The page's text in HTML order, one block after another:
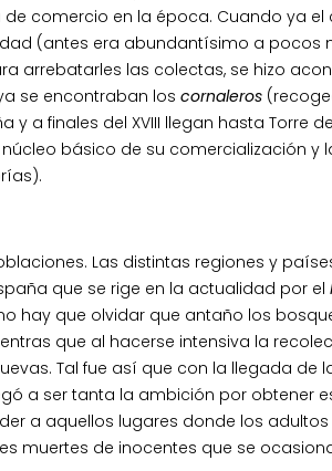
de comercio en la época. Cuando ya el
(antes era abundantísimo a pocos
arrebatarles las colectas, se hizo
se encontraban loscornaleros
a finales del XVIII llegan hasta Torre
básico de su comercialización y
Las distintas regiones y
que se rige en la actualidad por el
hay que olvidar que antaño los
que al hacerse intensiva la
Tal fue así que con la llegada de
a ser tanta la ambición por obtener
a aquellos lugares donde los adultos
muertes de inocentes que se